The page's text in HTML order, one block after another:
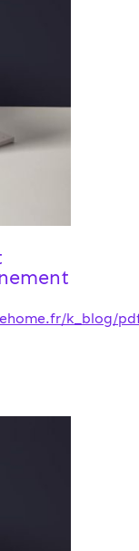
k_blog/